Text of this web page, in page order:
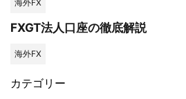
海外FX
FXGT法人口座の徹底解説
海外FX
カテゴリー